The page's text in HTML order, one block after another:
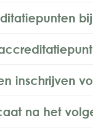
inschrijven
na het